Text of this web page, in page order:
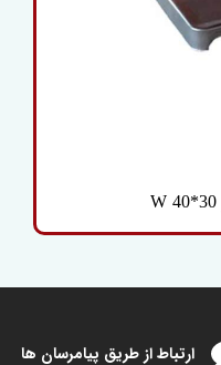
​​ارتباط از طریق پیامرسان ها